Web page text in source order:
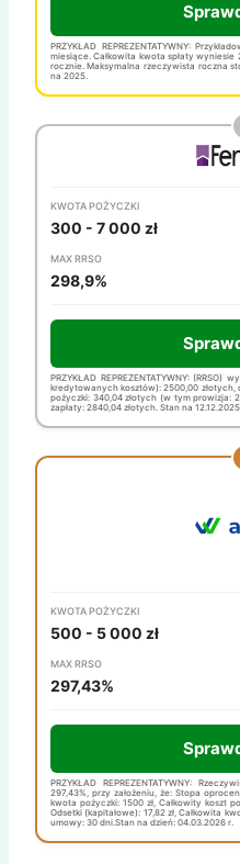
PRZYKŁAD REPREZENTATYWNY:
miesiące. Całkowita kwota spłaty wyniesie
rocznie. Maksymalna rzeczywista roczna
na 2025.
KWOTA POŻYCZKI
300 - 7 000 zł
MAX RRSO
298,9%
PRZYKŁAD REPREZENTATYWNY:
kredytowanych kosztów): 2500,00 złotych,
pożyczki: 340,04 złotych (w tym prowizja:
zapłaty: 2840,04 złotych. Stan na
KWOTA POŻYCZKI
500 - 5 000 zł
MAX RRSO
297,43%
PRZYKŁAD REPREZENTATYWNY:
297,43%, przy założeniu, że: Stopa
kwota pożyczki: 1500 zł, Całkowity koszt
Odsetki (kapitałowe): 17,82 zł, Całkowita
umowy: 30 dni.Stan na dzień: 04.03.2026 r.